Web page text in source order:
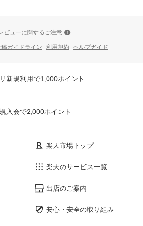
ビューに関するご注意
稿ガイドライン 利用規約 ヘルプガイド
新規利用で1,000ポイント
入会で2,000ポイント
楽天市場トップ
楽天のサービス一覧
出店のご案内
安心・安全の取り組み